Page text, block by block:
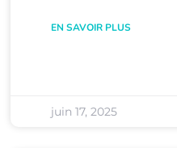
EN SAVOIR PLUS
juin 17, 2025